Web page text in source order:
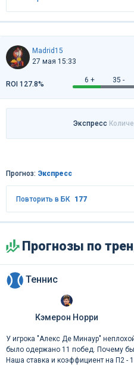
Madrid15
27 мая 15:33
6 + 35 -
ROI 127.8%
Экспресс
Прогноз: Экспресс
Повторить в БК 177
Прогнозы по
Теннис
Кэмерон Норри
У игрока "Алекс Де Минаур"
было одержано 11 побед. Почему
Наша ставка и коэффициент на П2 -